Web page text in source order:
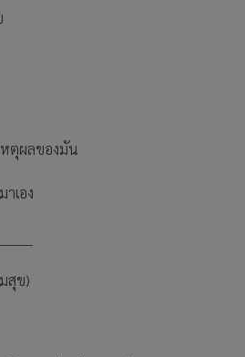
หตุผลของมัน
าเอง
สุข)